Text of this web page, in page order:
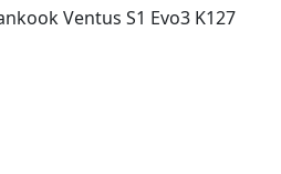
Ventus S1 Evo3 K127